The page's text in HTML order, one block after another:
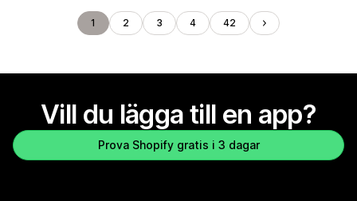
1 2 3 4 42
Vill du lägga till en app?
Prova Shopify gratis i 3 dagar